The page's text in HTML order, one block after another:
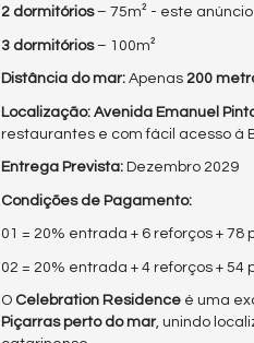
2 dormitórios– 75m² - este anúncio
3 dormitórios– 100m²
Distância do mar: Apenas 200
Localização: Avenida Emanuel
restaurantes e com fácil acesso à
Entrega Prevista: Dezembro 2029
Condições de Pagamento:
01 = 20% entrada + 6 reforços +
02 = 20% entrada + 4 reforços +
O Celebration Residence é uma
Piçarras perto do mar, unindo